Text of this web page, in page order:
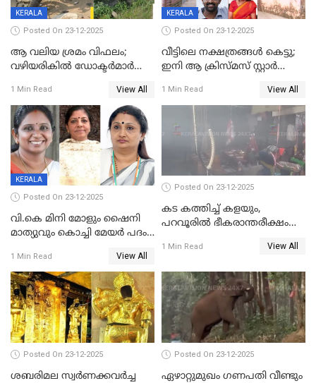
KERALA
Posted On 23-12-2025
ആ വലിയ ശ്രമം വിഫലം;
വഴിയരികില്‍ ‌ഡോക്ടര്‍മാര്‍
മരണത്തിന് കീഴടങ്ങി
1 Min Read View All
KERALA
Posted On 23-12-2025
വീട്ടിലെ നക്ഷത്രങ്ങൾ കെട്ടു;
ഇനി ആ ക്രിസ്മസ് സ്റ്റാർ
വേണ്ടിയുള്ള
പിടിവലിക്കിടയിൽ
അപ്പൂപ്പനെതിരെ പോക്സോ
കേസ് ഒടുവിൽ 4 ജീവനുകൾ
പൊലിഞ്ഞു
1 Min Read View All
KERALA
Posted On 23-12-2025
വി.കെ മിനി മോളും ഷൈനി
മാത്യുവും കൊച്ചി മേയർ പദം
മേയറാകില്ല
1 Min Read View All
Posted On 23-12-2025
കട കത്തിച്ച് കളയും,
പറവൂരില്‍ ഭീകരാന്തരീക്ഷം
1 Min Read View All
Posted On 23-12-2025
ശബരിമല സ്വര്‍ണക്കവര്‍ച്ച
Posted On 23-12-2025
ഏഴാറ്റുമുഖം ഗണപതി വീണ്ടും